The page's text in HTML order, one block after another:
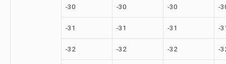
-30 -30 -30 -
-31 -31 -31 -
-32 -32 -32 -